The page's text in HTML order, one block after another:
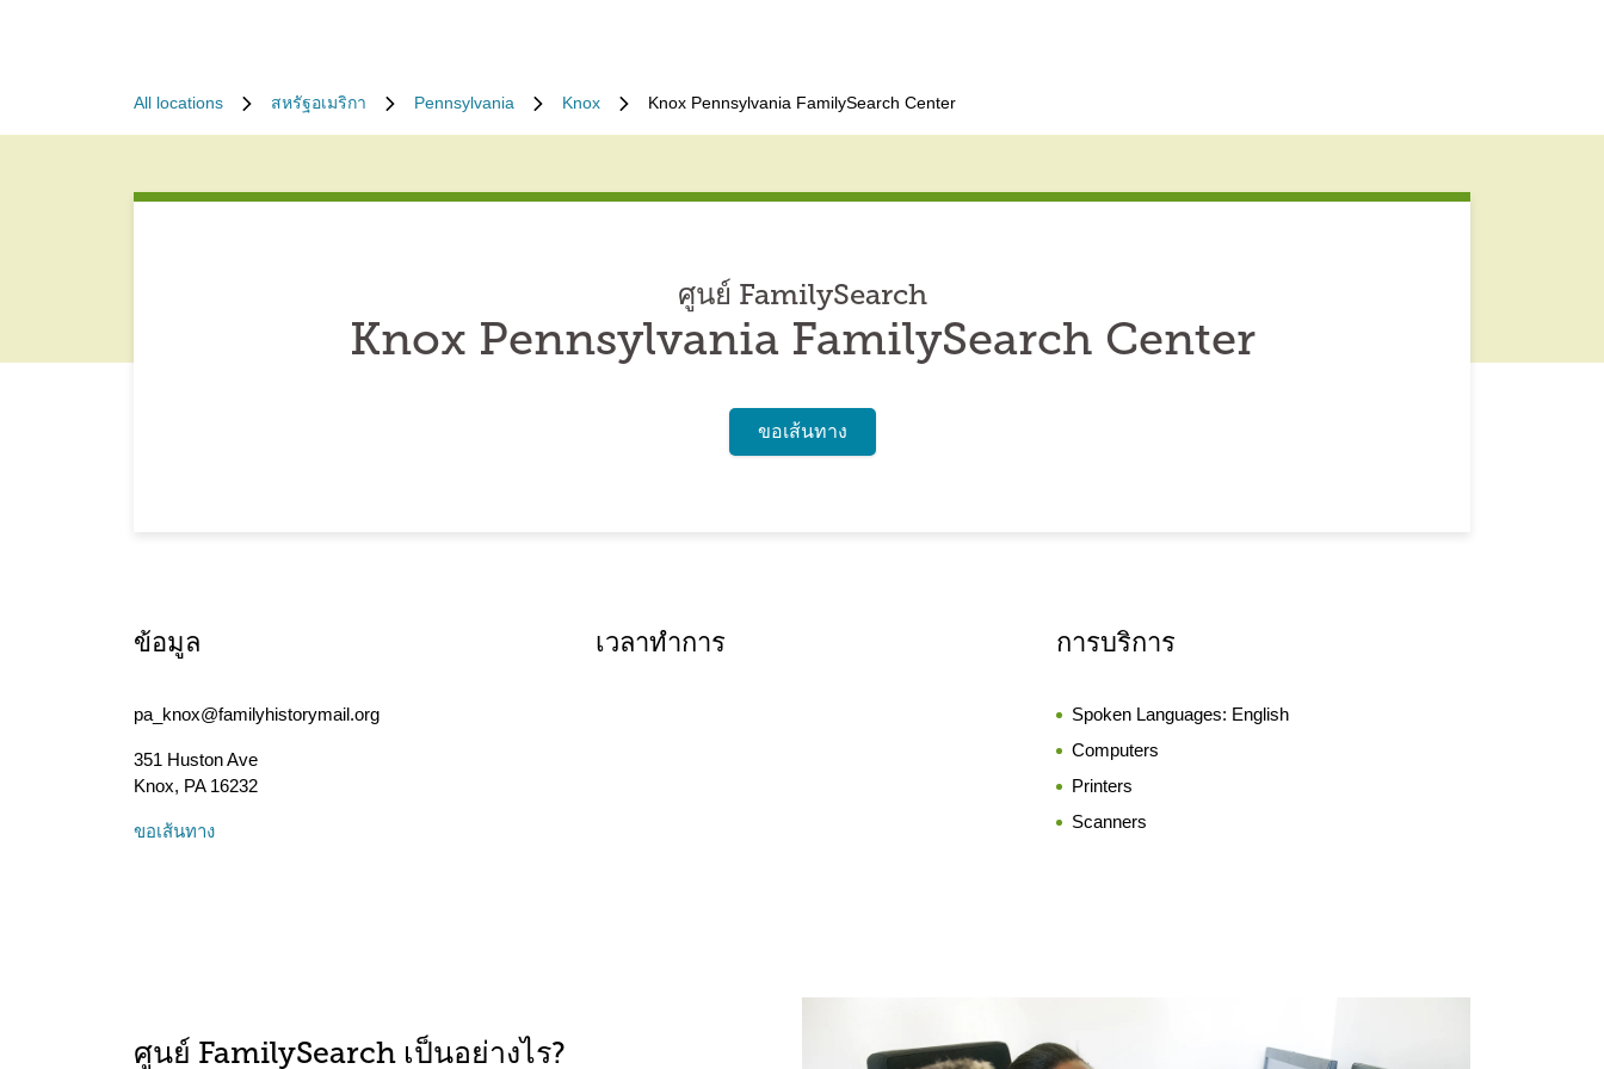
All locations สหรัฐอเมริกา Pennsylvania Knox Knox Pennsylvania FamilySearch Center
ศูนย์ FamilySearch
Knox Pennsylvania FamilySearch Center
ขอเส้นทาง
ข้อมูล
pa_knox@familyhistorymail.org
351 Huston Ave
Knox, PA16232
ขอเส้นทาง
เวลาทำการ การบริการ
Spoken Languages: English
Computers
Printers
Scanners
ศูนย์ FamilySearch เป็นอย่างไร?